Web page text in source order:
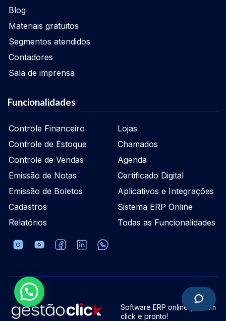
Blog
Materiais gratuitos
Segmentos atendidos
Contadores
Sala de imprensa
Funcionalidades
Controle Financeiro
Controle de Estoque
Controle de Vendas
Emissão de Notas
Emissão de Boletos
Cadastros
Relatórios
Lojas
Chamados
Agenda
Certificado Digital
Aplicativos e Integrações
Sistema ERP Online
Todas as Funcionalidades
Software ERP online | Dê um
click e pronto!